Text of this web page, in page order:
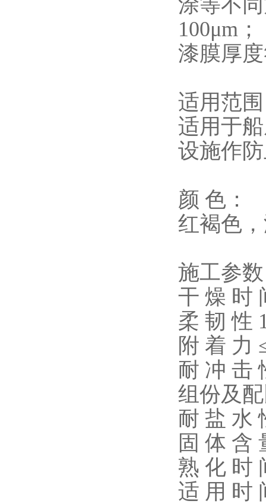
涂等不
100μm；
漆膜厚
适用范
适用于
设施作
颜 色：
红褐色
施工参
干 燥 时
柔 韧 性
附 着 力
耐 冲 击
组份及
耐 盐 水
固 体 含
熟 化 时
适 用 时